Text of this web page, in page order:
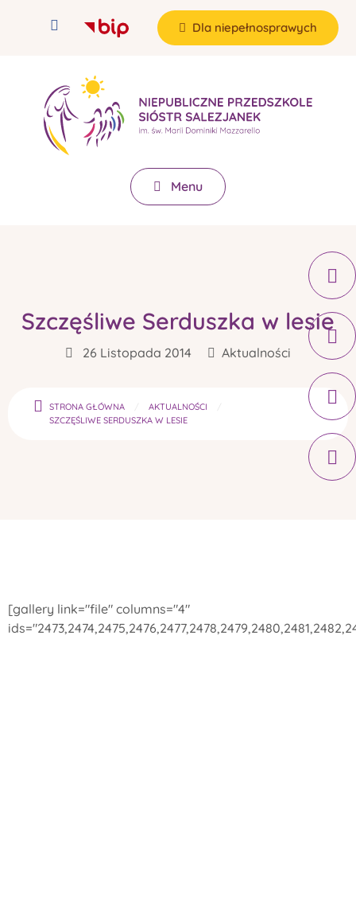
Dla niepełnosprawych
Menu
Szczęśliwe Serduszka w lesie
26 Listopada 2014 Aktualności
STRONA GŁÓWNA
AKTUALNOŚCI
SZCZĘŚLIWE SERDUSZKA W LESIE
[gallery link="file" columns="4"